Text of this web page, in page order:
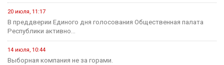
20 июля, 11:17
В преддверии Единого дня голосования Общественная палата
Республики активно...
14 июля, 10:44
Выборная компания не за горами.